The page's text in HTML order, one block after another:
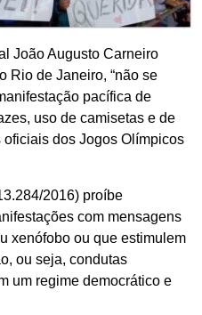
João Augusto Carneiro
Rio de Janeiro, “não se
pacífica de
uso de camisetas e de
dos Jogos Olímpicos
2016) proíbe
com mensagens
xenófobo ou que estimulem
ou seja, condutas
um regime democrático e